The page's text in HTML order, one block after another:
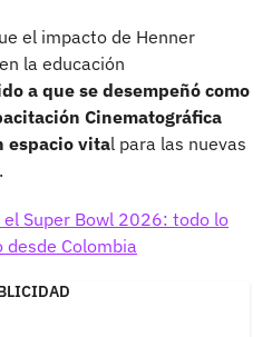
el impacto de Henner
la educación
a que se desempeñó como
Cinematográfica
espacio vital para las nuevas
el Super Bowl 2026: todo lo
desde Colombia